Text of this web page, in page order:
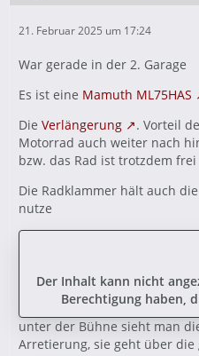
21. Februar 2025 um 17:24
War gerade in der 2. Garage
Es ist eine Mamuth ML75HAS
Die Verlängerung
. Vorteil
Motorrad auch weiter nach
bzw. das Rad ist trotzdem frei
Die Radklammer hält auch
nutze
Der Inhalt kann nicht
Berechtigung haben,
unter der Bühne sieht man
Arretierung, sie geht über die